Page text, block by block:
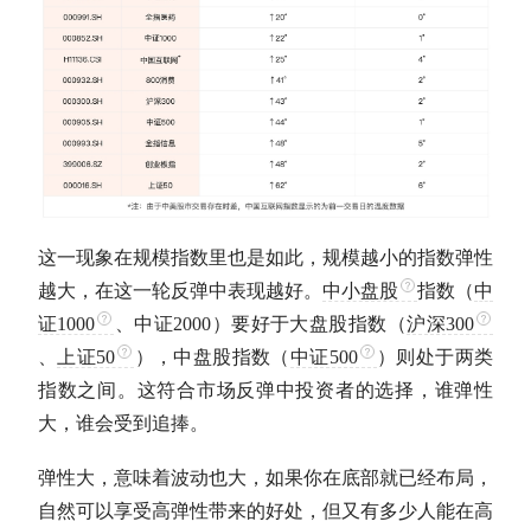
这一现象在规模指数里也是如此，规模越小的指数弹性
越大，在这一轮反弹中表现越好。 中小盘股 指数（中
证1000
、中证2000）要好于大盘股指数（沪深300
上证50 ），中盘股指数（中证500
）则处于两类
指数之间。这符合市场反弹中投资者的选择，谁弹性
大，谁会受到追捧。
弹性大，意味着波动也大，如果你在底部就已经布局，
自然可以享受高弹性带来的好处，但又有多少人能在高